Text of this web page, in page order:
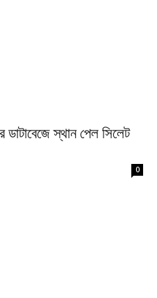
ডাটাবেজে স্থান পেল সিলেট
0